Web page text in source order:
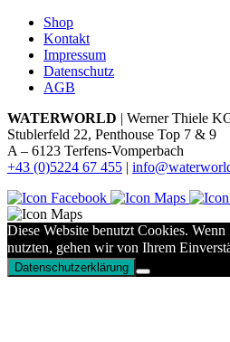
Shop
Kontakt
Impressum
Datenschutz
AGB
WATERWORLD | Werner Thiele
Stublerfeld 22, Penthouse Top 7 & 9
A – 6123 Terfens-Vomperbach
+43 (0)5224 67 455 |
Diese Website benutzt Cookies.
nutzten, gehen wir von Ihrem
Datenschutzerklärung